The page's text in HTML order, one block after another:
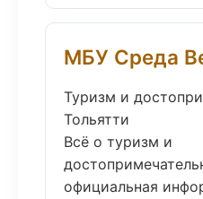
МБУ Среда
Туризм и
Тольятти
Всё о туризм и
официальная